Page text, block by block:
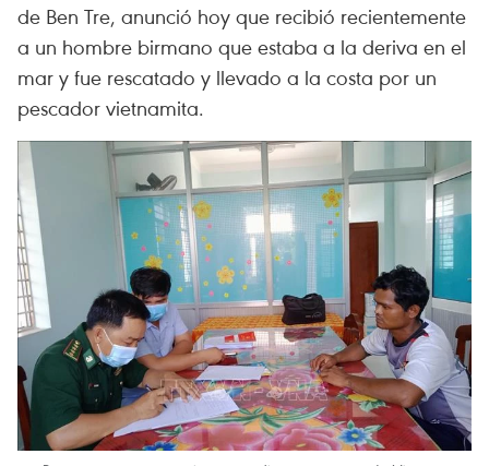
de Ben Tre, anunció hoy que recibió recientemente
a un hombre birmano que estaba a la deriva en el
mar y fue rescatado y llevado a la costa por un
pescador vietnamita.